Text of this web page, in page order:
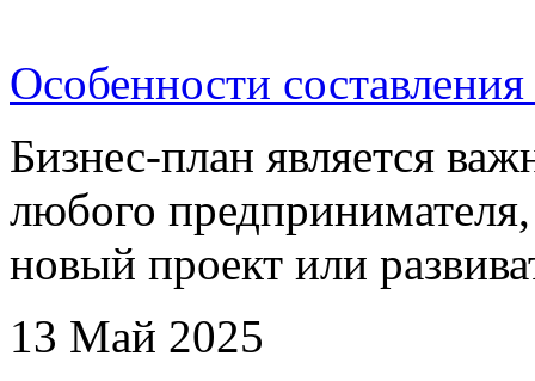
Особенности
Бизнес-план является
любого
новый проект или
13 Май 2025